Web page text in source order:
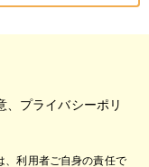
、プライバシーポリ
、利用者ご自身の責任で